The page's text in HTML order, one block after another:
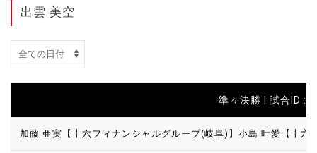
出雲 美空
準々決勝 | 試合ID :
加藤 亜実【十六フィナンシャルグループ(岐阜)】 小島 叶愛【十六